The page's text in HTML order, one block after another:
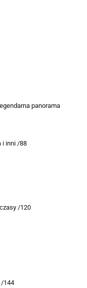
panorama
i inni /88
/120
/144